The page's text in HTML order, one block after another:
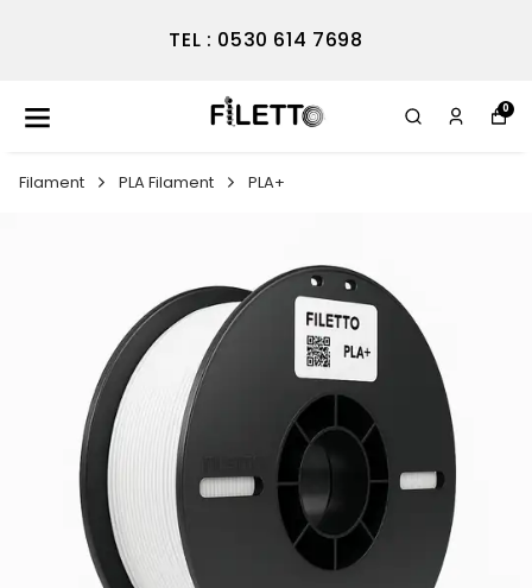
TEL : 0530 614 7698
0
Filament PLA Filament PLA+